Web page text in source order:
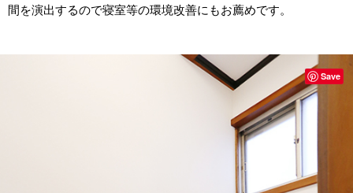
間を演出するので寝室等の環境改善にもお薦めです。
Save